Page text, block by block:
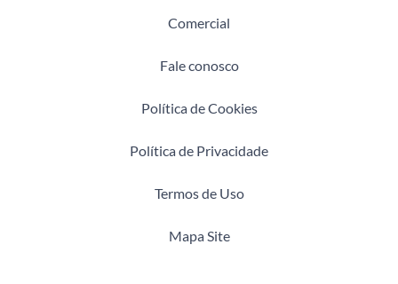
Comercial
Fale conosco
Política de Cookies
Política de Privacidade
Termos de Uso
Mapa Site